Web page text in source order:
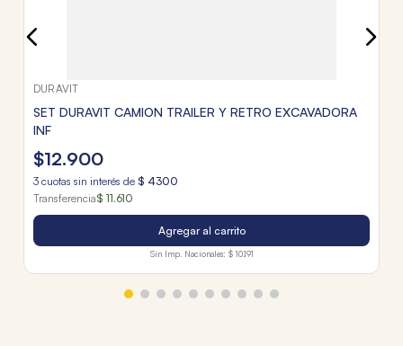
DURAVIT
SET DURAVIT CAMION TRAILER Y RETRO EXCAVADORA
INF
$12.900
3 cuotas sin interés de $ 4300
Transferencia$ 11.610
Agregar al carrito
Sin Imp. Nacionales: $ 10.191